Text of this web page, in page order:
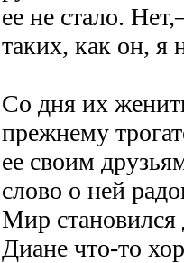
ее не стало.
таких, как он, я
Со дня их
прежнему
ее своим
слово о ней
Мир становился
Диане что-то